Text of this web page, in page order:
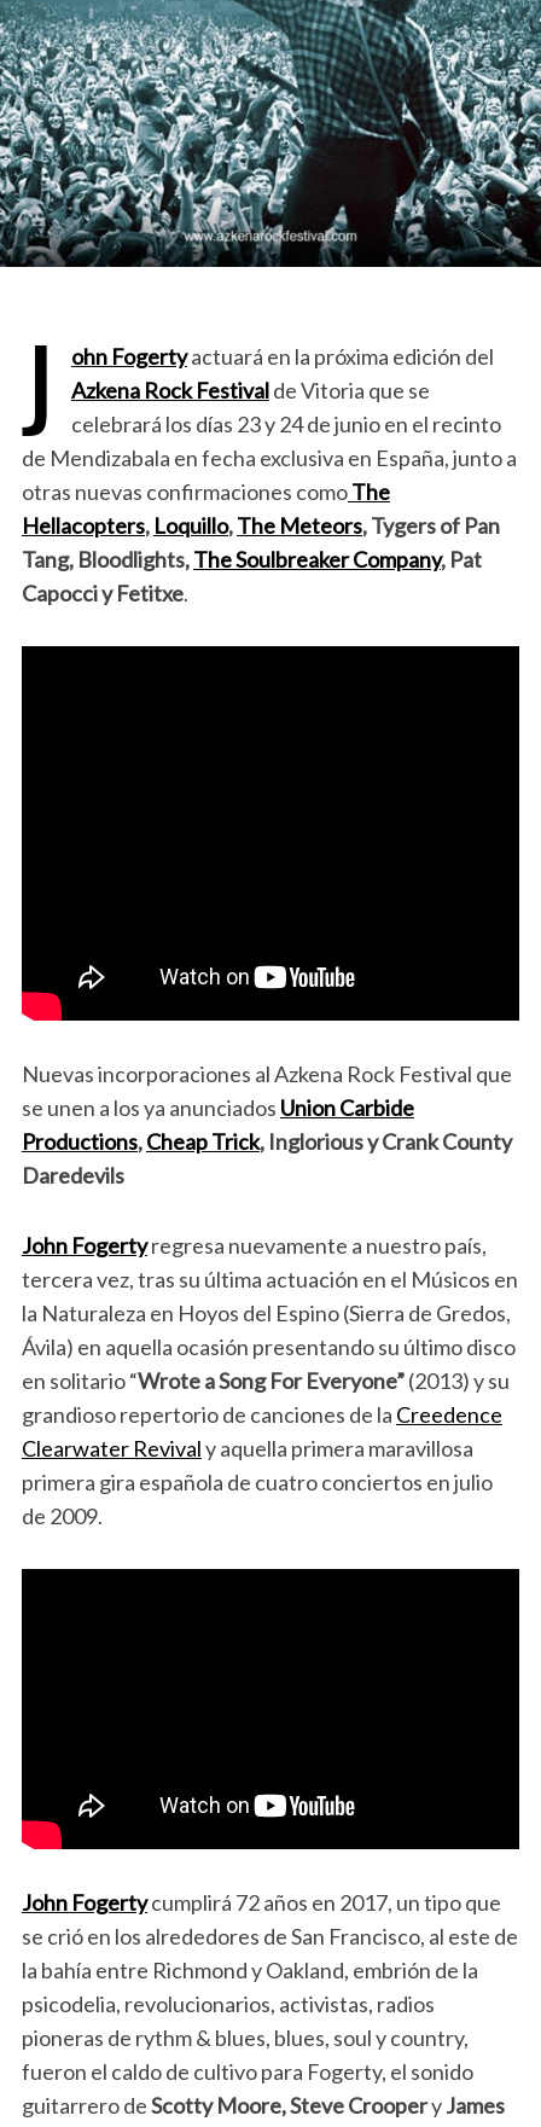
J ohn Fogertyactuará en la próxima edición del
Azkena Rock Festivalde Vitoria que se
celebrará los días 23 y 24 de junio en el recinto
de Mendizabala en fecha exclusiva en España, junto a
otras nuevas confirmaciones comoThe
Hellacopters, Loquillo,The Meteors, Tygers of Pan
Tang, Bloodlights,The Soulbreaker Company, Pat
Capocci y Fetitxe.
Nuevas incorporaciones al Azkena Rock Festival que
se unen a los ya anunciados Union Carbide
Productions,Cheap Trick, Inglorious y Crank County
Daredevils
John Fogertyregresa nuevamente a nuestro país,
tercera vez, tras su última actuación en el Músicos en
la Naturaleza en Hoyos del Espino (Sierra de Gredos,
Ávila) en aquella ocasión presentando su último disco
en solitario “Wrote a Song For Everyone”(2013) y su
grandioso repertorio de canciones de la Creedence
Clearwater Revivaly aquella primera maravillosa
primera gira española de cuatro conciertos en julio
de 2009.
John Fogertycumplirá 72 años en 2017, un tipo que
se crió en los alrededores de San Francisco, al este de
la bahía entre Richmond y Oakland, embrión de la
psicodelia, revolucionarios, activistas, radios
pioneras de rythm & blues, blues, soul y country,
fueron el caldo de cultivo para Fogerty, el sonido
guitarrero deScotty Moore, Steve CrooperyJames